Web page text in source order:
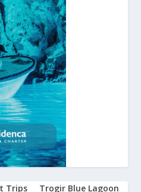
Trips Trogir Blue Lagoon